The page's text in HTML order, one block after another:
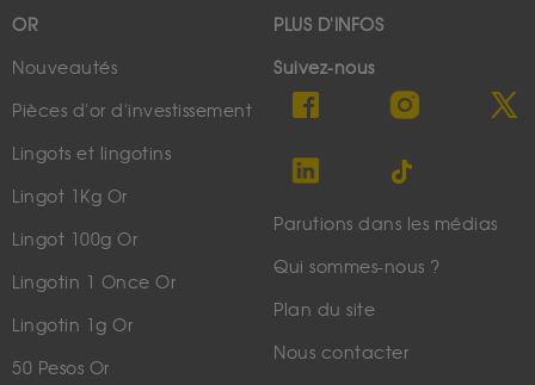
OR
Nouveautés
Pièces d'or d'investissement
Lingots et lingotins
Lingot 1Kg Or
Lingot 100g Or
Lingotin 1 Once Or
Lingotin 1g Or
50 Pesos Or
PLUS D'INFOS
Suivez-nous
Parutions dans les médias
Qui sommes-nous ?
Plan du site
Nous contacter